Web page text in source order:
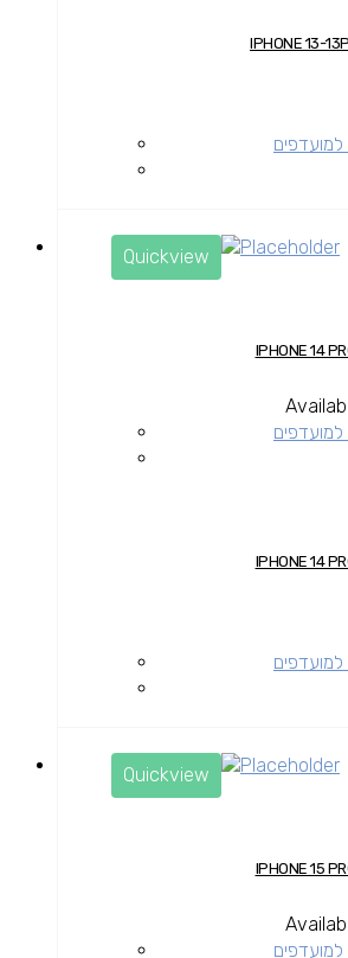
Quickview
Quickview